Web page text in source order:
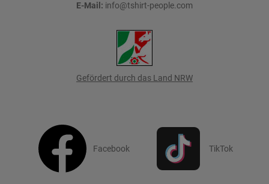
E-Mail: info@tshirt-people.com
Gefördert durch das Land NRW
Facebook TikTok